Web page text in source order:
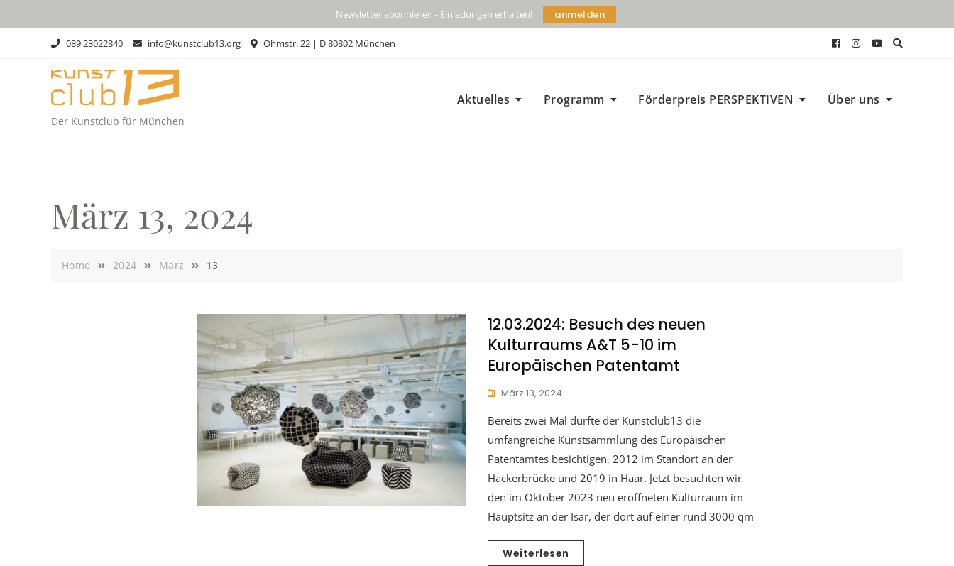
Newsletter abonnieren - Einladungen erhalten! anmelden
089 23022840 info@kunstclub13.org Ohmstr. 22 | D 80802 München
Der Kunstclub für München
Aktuelles Programm Förderpreis PERSPEKTIVEN Über uns
März 13, 2024
Home 2024 März 13
12.03.2024: Besuch des neuen
Kulturraums A&T 5-10 im
Europäischen Patentamt
März 13, 2024
Bereits zwei Mal durfte der Kunstclub13 die
umfangreiche Kunstsammlung des Europäischen
Patentamtes besichtigen, 2012 im Standort an der
Hackerbrücke und 2019 in Haar. Jetzt besuchten wir
den im Oktober 2023 neu eröffneten Kulturraum im
Hauptsitz an der Isar, der dort auf einer rund 3000 qm
Weiterlesen